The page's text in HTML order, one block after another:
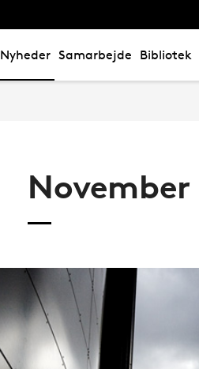
Nyheder Samarbejde Bibliotek
November